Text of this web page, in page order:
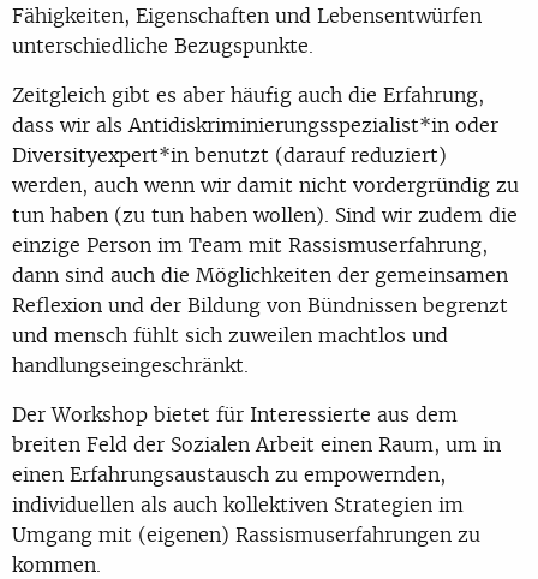
Fähigkeiten, Eigenschaften und Lebensentwürfen
unterschiedliche Bezugspunkte.
Zeitgleich gibt es aber häufig auch die Erfahrung,
dass wir als Antidiskriminierungsspezialist*in oder
Diversityexpert*in benutzt (darauf reduziert)
werden, auch wenn wir damit nicht vordergründig zu
tun haben (zu tun haben wollen). Sind wir zudem die
einzige Person im Team mit Rassismuserfahrung,
dann sind auch die Möglichkeiten der gemeinsamen
Reflexion und der Bildung von Bündnissen begrenzt
und mensch fühlt sich zuweilen machtlos und
handlungseingeschränkt.
Der Workshop bietet für Interessierte aus dem
breiten Feld der Sozialen Arbeit einen Raum, um in
einen Erfahrungsaustausch zu empowernden,
individuellen als auch kollektiven Strategien im
Umgang mit (eigenen) Rassismuserfahrungen zu
kommen.